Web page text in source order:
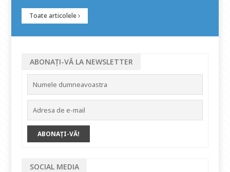
Toate articolele
ABONAȚI-VĂ LA NEWSLETTER
SOCIAL MEDIA